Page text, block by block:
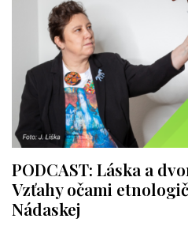
PODCAST: Láska a
Vzťahy očami
Nádaskej